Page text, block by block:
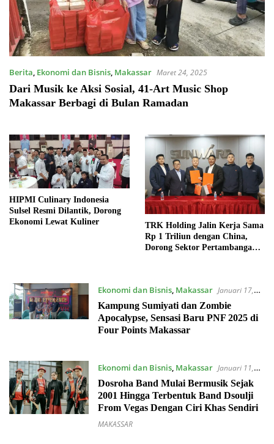
Berita Ekonomi dan Bisnis Makassar Maret 24, 2025
Dari Musik ke Aksi Sosial, 41-Art Music Shop
Makassar Berbagi di Bulan Ramadan
HIPMI Culinary Indonesia
Sulsel Resmi Dilantik, Dorong
Ekonomi Lewat Kuliner
TRK Holding Jalin Kerja Sama
Rp 1 Triliun dengan China,
Dorong Sektor Pertambangan
Ekonomi dan Bisnis, Makassar Januari 17,
2025
Kampung Sumiyati dan Zombie
Apocalypse, Sensasi Baru PNF 2025 di
Four Points Makassar
Ekonomi dan Bisnis, Makassar Januari 11,
2025
Dosroha Band Mulai Bermusik Sejak
2001 Hingga Terbentuk Band Dsoulji
From Vegas Dengan Ciri Khas Sendiri
MAKASSAR